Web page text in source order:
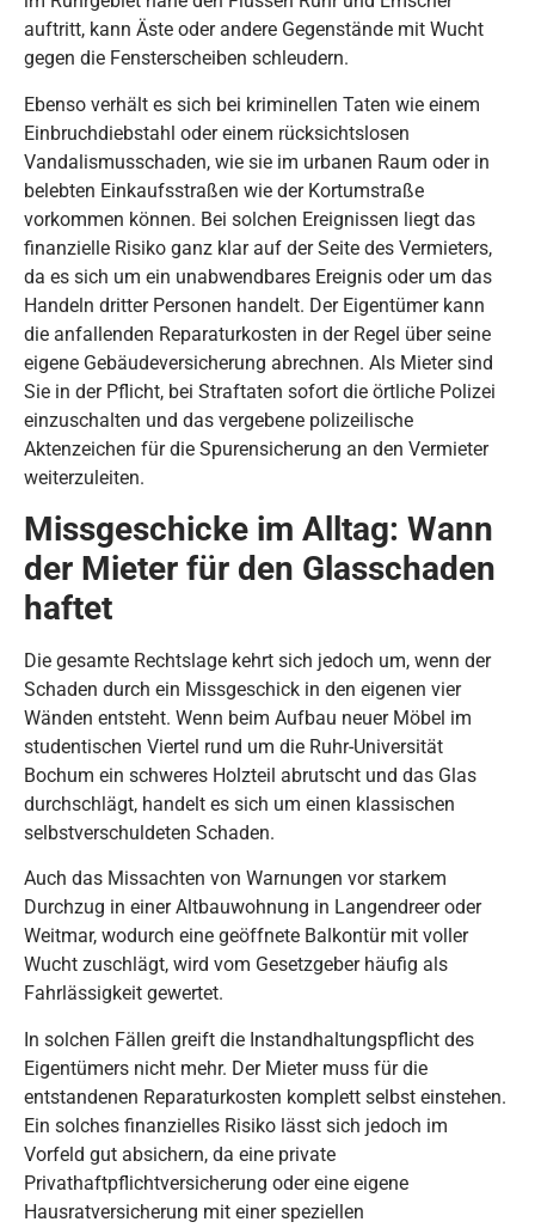
auftritt, kann Äste oder andere Gegenstände mit Wucht
gegen die Fensterscheiben schleudern.
Ebenso verhält es sich bei kriminellen Taten wie einem
Einbruchdiebstahl oder einem rücksichtslosen
Vandalismusschaden, wie sie im urbanen Raum oder in
belebten Einkaufsstraßen wie der Kortumstraße
vorkommen können. Bei solchen Ereignissen liegt das
finanzielle Risiko ganz klar auf der Seite des Vermieters,
da es sich um ein unabwendbares Ereignis oder um das
Handeln dritter Personen handelt. Der Eigentümer kann
die anfallenden Reparaturkosten in der Regel über seine
eigene Gebäudeversicherung abrechnen. Als Mieter sind
Sie in der Pflicht, bei Straftaten sofort die örtliche Polizei
einzuschalten und das vergebene polizeilische
Aktenzeichen für die Spurensicherung an den Vermieter
weiterzuleiten.
Missgeschicke im Alltag: Wann
der Mieter für den Glasschaden
haftet
Die gesamte Rechtslage kehrt sich jedoch um, wenn der
Schaden durch ein Missgeschick in den eigenen vier
Wänden entsteht. Wenn beim Aufbau neuer Möbel im
studentischen Viertel rund um die Ruhr-Universität
Bochum ein schweres Holzteil abrutscht und das Glas
durchschlägt, handelt es sich um einen klassischen
selbstverschuldeten Schaden.
Auch das Missachten von Warnungen vor starkem
Durchzug in einer Altbauwohnung in Langendreer oder
Weitmar, wodurch eine geöffnete Balkontür mit voller
Wucht zuschlägt, wird vom Gesetzgeber häufig als
Fahrlässigkeit gewertet.
In solchen Fällen greift die Instandhaltungspflicht des
Eigentümers nicht mehr. Der Mieter muss für die
entstandenen Reparaturkosten komplett selbst einstehen.
Ein solches finanzielles Risiko lässt sich jedoch im
Vorfeld gut absichern, da eine private
Privathaftpflichtversicherung oder eine eigene
Hausratversicherung mit einer speziellen